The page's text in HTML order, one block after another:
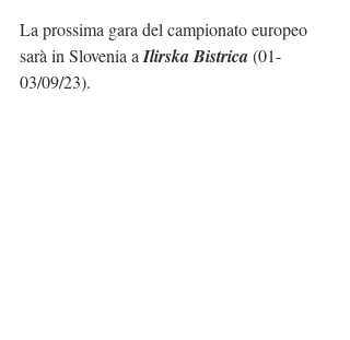
La prossima gara del campionato europeo
sarà in Slovenia a Ilirska Bistrica (01-
03/09/23).